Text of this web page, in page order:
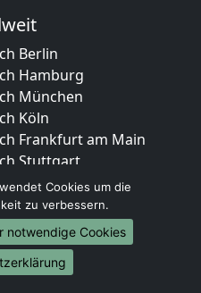
Berlin
Hamburg
München
Köln
Frankfurt am Main
Stuttgart
Düsseldorf
Leipzig
Dortmund
Essen
Bremen
Cookies um die
zu verbessern.
notwendige Cookies